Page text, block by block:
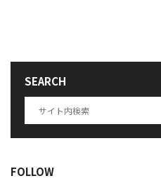
SEARCH
FOLLOW